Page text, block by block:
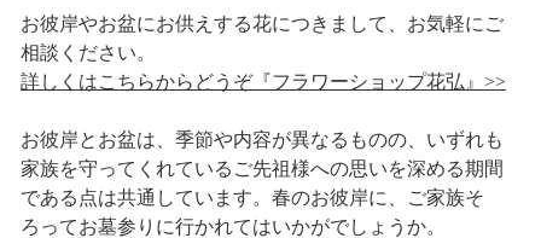
お彼岸やお盆にお供えする花につきまして、お気軽にご
相談ください。
詳しくはこちらからどうぞ『フラワーショップ花弘』>>
お彼岸とお盆は、季節や内容が異なるものの、いずれも
家族を守ってくれているご先祖様への思いを深める期間
である点は共通しています。春のお彼岸に、ご家族そ
ろってお墓参りに行かれてはいかがでしょうか。